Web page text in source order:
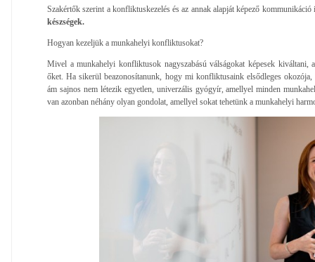
Szakértők szerint a konfliktuskezelés és az annak alapját képező
készségek.
Hogyan kezeljük a munkahelyi konfliktusokat?
Mivel a munkahelyi konfliktusok nagyszabású válságokat képesek kiváltani,
őket. Ha sikerül beazonosítanunk, hogy mi konfliktusaink elsődleges
ám sajnos nem létezik egyetlen, univerzális gyógyír, amellyel minden
van azonban néhány olyan gondolat, amellyel sokat tehetünk a munkahelyi